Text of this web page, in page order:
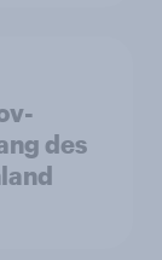
des